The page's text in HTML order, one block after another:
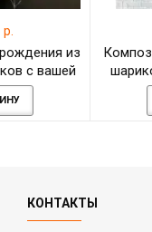
р.
из
с вашей
КОНТАКТЫ